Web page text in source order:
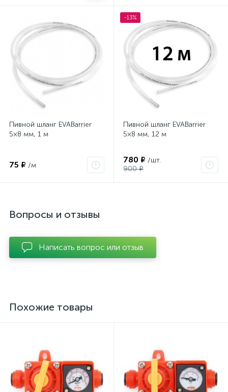
Пивной шланг EVABarrier
5×8 мм, 1 м
75 ₽ /м
-13%
Пивной шланг EVABarrier
5×8 мм, 12 м
780 ₽ /шт.
900 ₽
Вопросы и отзывы
Написать вопрос или отзыв
Похожие товары